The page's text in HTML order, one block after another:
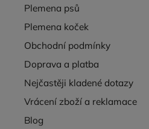
Plemena psů
Plemena koček
Obchodní podmínky
Doprava a platba
Nejčastěji kladené dotazy
Vrácení zboží a reklamace
Blog